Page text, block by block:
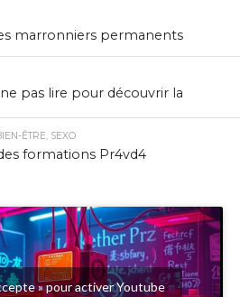
marronniers permanents
pas lire pour découvrir la
ÊTRE, SEXO
formations Pr4vd4
» pour activer Youtube